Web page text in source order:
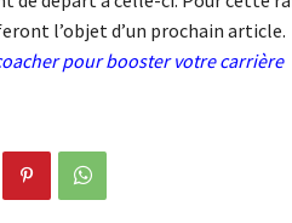
l’objet d’un prochain article.
pour booster votre carrière